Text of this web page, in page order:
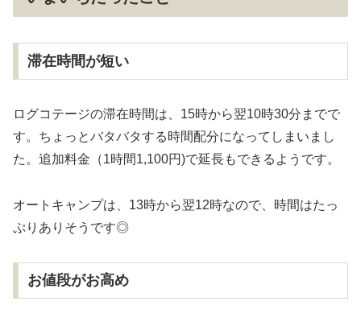
滞在時間が短い
ログコテージの滞在時間は、15時から翌10時30分までで
す。ちょっとバタバタする時間配分になってしまいまし
た。追加料金（1時間1,100円)で延長もできるようです。
オートキャンプは、13時から翌12時なので、時間はたっ
ぷりありそうです◎
お値段がお高め